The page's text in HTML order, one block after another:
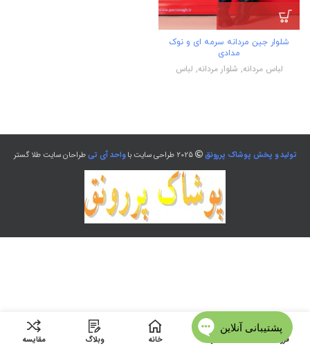
شلوار جین مردانه سرمه ای و نوک
مدادی
لباس مردانه, شلوار مردانه, لباس
تولید و پخش پوشاک پررونق 2025 طراحی سایت با واحد آی تیطراحان سایت طلا گستر
فروشگاه خانه وبلاگ مقایسه